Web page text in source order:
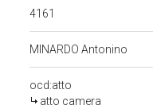
4161
MINARDO Antonino
ocd:atto
atto camera